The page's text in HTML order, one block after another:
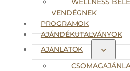
WELLNESS
VENDÉGNEK
PROGRAMOK
AJÁNDÉKUTALVÁNYOK
AJÁNLATOK